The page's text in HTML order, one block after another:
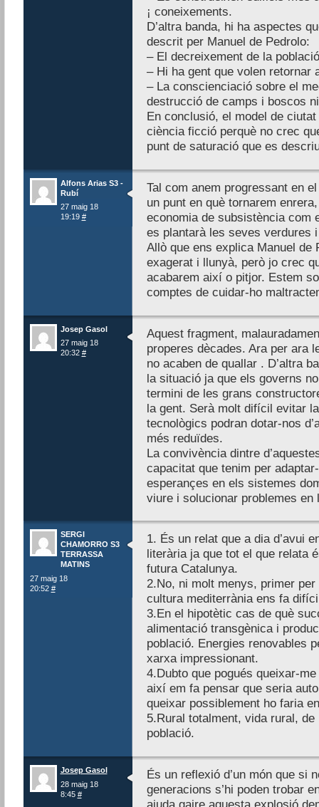
¡ coneixements.
D’altra banda, hi ha aspectes
descrit per Manuel de Pedrolo:
– El decreixement de la
– Hi ha gent que volen retornar
– La conscienciació sobre el
destrucció de camps i boscos
En conclusió, el model de
ciència ficció perquè no crec
punt de saturació que es
Alfons Arias S3 -
Rubí
27 maig 18
19:19 #
Tal com anem progressant en
un punt en què tornarem
economia de subsistència com
es plantarà les seves verdures
Allò que ens explica Manuel de
exagerat i llunyà, però jo crec
acabarem així o pitjor. Estem
comptes de cuidar-ho
Josep Gasol
27 maig 18
20:32 #
Aquest fragment,
properes dècades. Ara per ara
no acaben de quallar . D’altra
la situació ja que els governs
termini de les grans
la gent. Serà molt difícil evitar
tecnològics podran dotar-nos
més reduïdes.
La convivència dintre
capacitat que tenim per
esperançes en els sistemes
viure i solucionar problemes en
SERGI
CHAMORRO S3
TERRASSA
MATINS
27 maig 18
20:52 #
1. És un relat que a dia d’avui
literària ja que tot el que relata
futura Catalunya.
2.No, ni molt menys, primer
cultura mediterrània ens fa
3.En el hipotètic cas de què
alimentació transgènica i
població. Energies renovables
xarxa impressionant.
4.Dubto que pogués queixar-
així em fa pensar que seria
queixar possiblement ho faria
5.Rural totalment, vida rural,
població.
Josep Gasol
28 maig 18
8:45 #
És un reflexió d’un món que si
generacions s’hi poden trobar